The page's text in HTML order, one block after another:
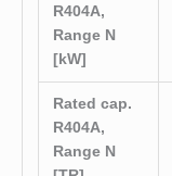
R404A,
Range N
[kW]
Rated cap.
R404A,
Range N